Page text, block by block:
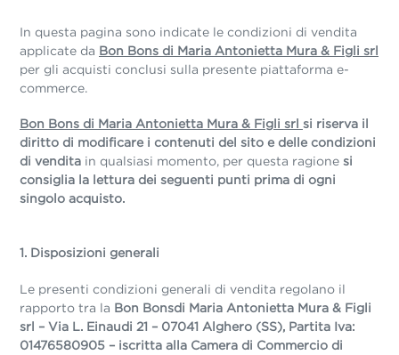
In questa pagina sono indicate le condizioni di vendita
applicate da Bon Bons di Maria Antonietta Mura & Figli srl
per gli acquisti conclusi sulla presente piattaforma e-
commerce.
Bon Bons di Maria Antonietta Mura & Figli srl si riserva il
diritto di modificare i contenuti del sito e delle condizioni
di vendita in qualsiasi momento, per questa ragione si
consiglia la lettura dei seguenti punti prima di ogni
singolo acquisto.
1. Disposizioni generali
Le presenti condizioni generali di vendita regolano il
rapporto tra la Bon Bonsdi Maria Antonietta Mura & Figli
srl – Via L. Einaudi 21 – 07041 Alghero (SS), Partita Iva:
01476580905 – iscritta alla Camera di Commercio di